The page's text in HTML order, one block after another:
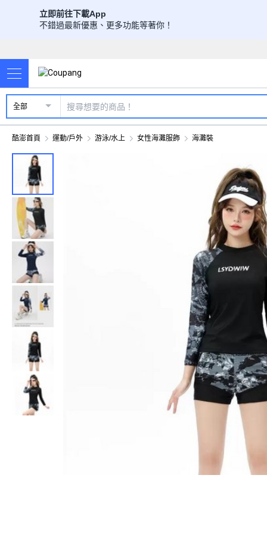
立即前往下載App
不錯過最新優惠、更多功能等著你！
全部
酷澎首頁 運動/戶外 游泳/水上 女性海灘服飾 海灘裝